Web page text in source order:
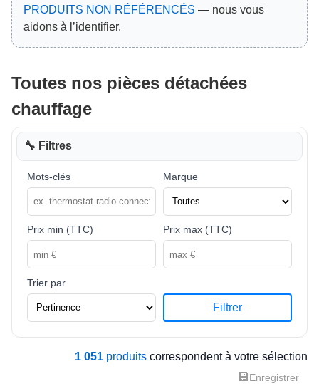
PRODUITS NON RÉFÉRENCÉS — nous vous
aidons à l’identifier.
Toutes nos pièces détachées
chauffage
🔧 Filtres
Mots-clés Marque
Prix min (TTC) Prix max (TTC)
Trier par
Filtrer
1 051 produits correspondent à votre sélection
💾 Enregistrer